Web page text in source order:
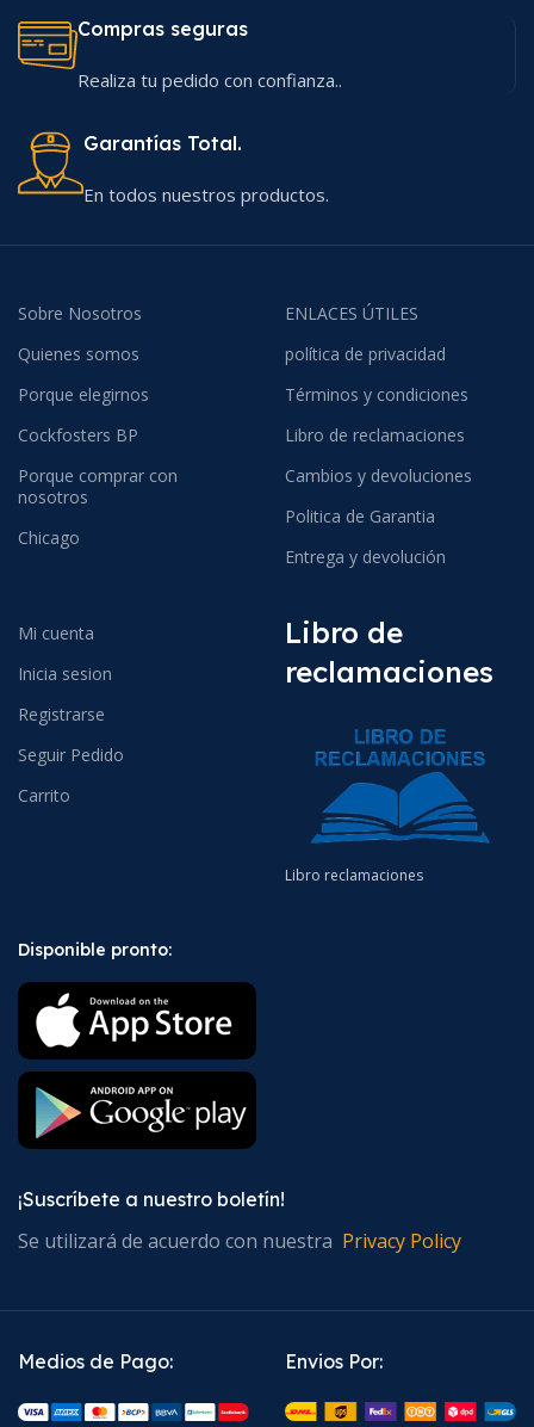
Compras seguras
Realiza tu pedido con confianza..
Garantías Total.
En todos nuestros productos.
Sobre Nosotros
Quienes somos
Porque elegirnos
Cockfosters BP
Porque comprar con
nosotros
Chicago
ENLACES ÚTILES
política de privacidad
Términos y condiciones
Libro de reclamaciones
Cambios y devoluciones
Politica de Garantia
Entrega y devolución
Mi cuenta
Inicia sesion
Registrarse
Seguir Pedido
Carrito
Libro de
reclamaciones
Libro reclamaciones
Disponible pronto:
¡Suscríbete a nuestro boletín!
Se utilizará de acuerdo con nuestra Privacy Policy
Medios de Pago: Envios Por: